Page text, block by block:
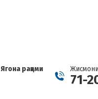
Ягона рақами
71-